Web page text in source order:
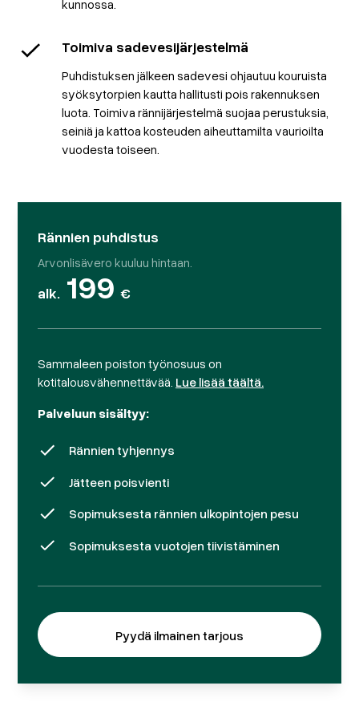
kunnossa.
Toimiva sadevesijärjestelmä
Puhdistuksen jälkeen sadevesi ohjautuu kouruista
syöksytorpien kautta hallitusti pois rakennuksen
luota. Toimiva rännijärjestelmä suojaa perustuksia,
seiniä ja kattoa kosteuden aiheuttamilta vaurioilta
vuodesta toiseen.
Rännien puhdistus
Arvonlisävero kuuluu hintaan.
alk. 199€
Sammaleen poiston työnosuus on
kotitalousvähennettävää. Lue lisää täältä.
Palveluun sisältyy:
Rännien tyhjennys
Jätteen poisvienti
Sopimuksesta rännien ulkopintojen pesu
Sopimuksesta vuotojen tiivistäminen
Pyydä ilmainen tarjous